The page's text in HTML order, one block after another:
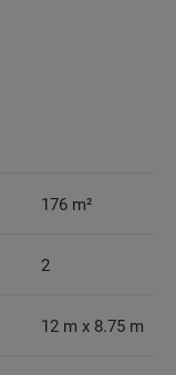
176 m²
2
12 m x 8.75 m